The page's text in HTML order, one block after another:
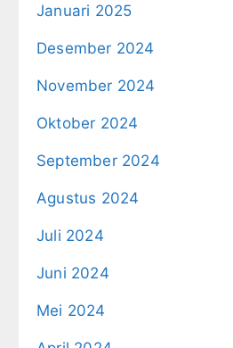
Januari 2025
Desember 2024
November 2024
Oktober 2024
September 2024
Agustus 2024
Juli 2024
Juni 2024
Mei 2024